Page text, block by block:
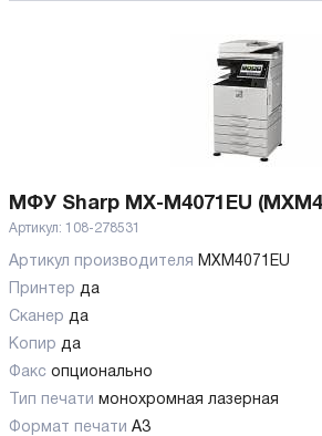
МФУ Sharp MX-M4071EU
Артикул: 108-278531
Артикул производителя MXM4071EU
Принтер да
Сканер да
Копир да
Факс опционально
Тип печати монохромная лазерная
Формат печати A3